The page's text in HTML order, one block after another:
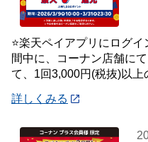
⭐楽天ペイアプリにログイン
間中に、コーナン店舗に
て、1回3,000円(税抜)以
詳しくみる